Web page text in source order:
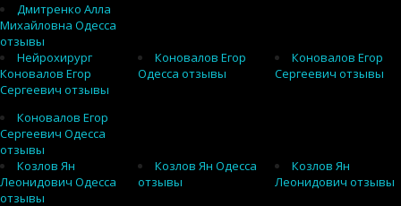
Дмитренко Алла
Михайловна Одесса
отзывы
Нейрохирург
Коновалов Егор
Сергеевич отзывы
Коновалов Егор
Одесса отзывы
Коновалов Егор
Сергеевич отзывы
Коновалов Егор
Сергеевич Одесса
отзывы
Козлов Ян
Леонидович Одесса
отзывы
Козлов Ян Одесса
отзывы
Козлов Ян
Леонидович отзывы